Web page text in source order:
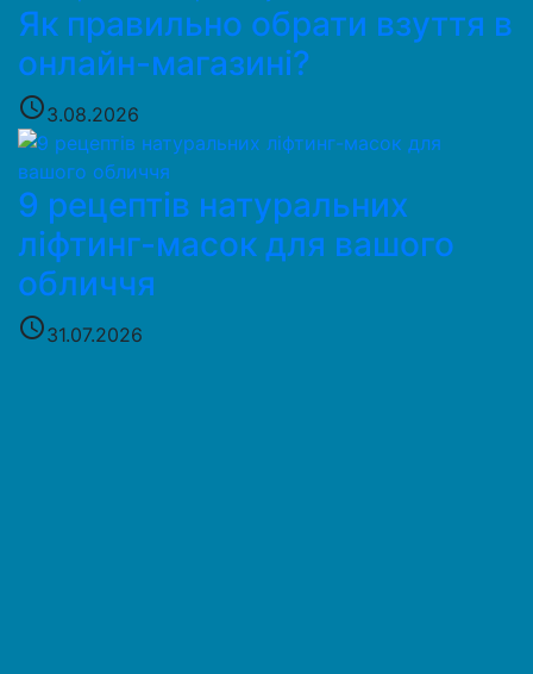
Як правильно обрати взуття в
онлайн-магазині?
access_time3.08.2026
9 рецептів натуральних
ліфтинг-масок для вашого
обличчя
access_time31.07.2026